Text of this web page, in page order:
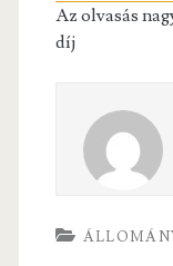
Az olvasás
díj